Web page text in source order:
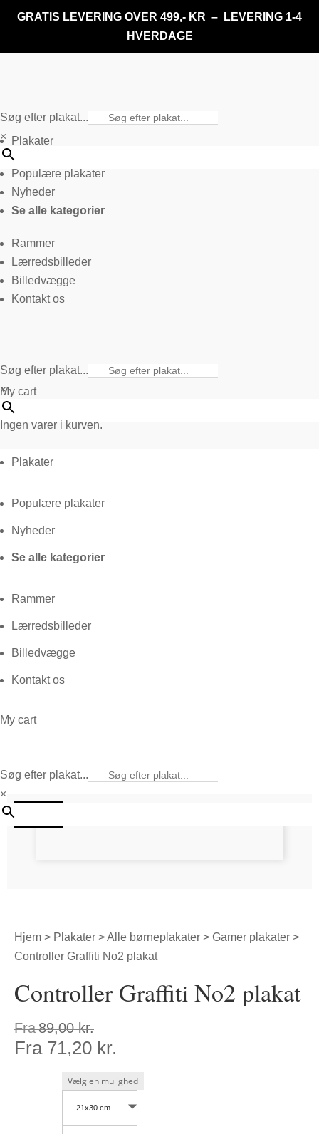
GRATIS LEVERING OVER 499,- KR – LEVERING 1-4
HVERDAGE
Søg efter plakat...
× Plakater
Populære plakater
Nyheder
Se alle kategorier
Rammer
Lærredsbilleder
Billedvægge
Kontakt os
Søg efter plakat...
×
My cart
Ingen varer i kurven.
Plakater
Populære plakater
Nyheder
Se alle kategorier
Rammer
Lærredsbilleder
Billedvægge
Kontakt os
My cart
Søg efter plakat...
×
Hjem > Plakater >Alle børneplakater > Gamer plakater >
Controller Graffiti No2 plakat
Controller Graffiti No2 plakat
Fra89,00kr.
Fra 71,20 kr.
21x30 cm